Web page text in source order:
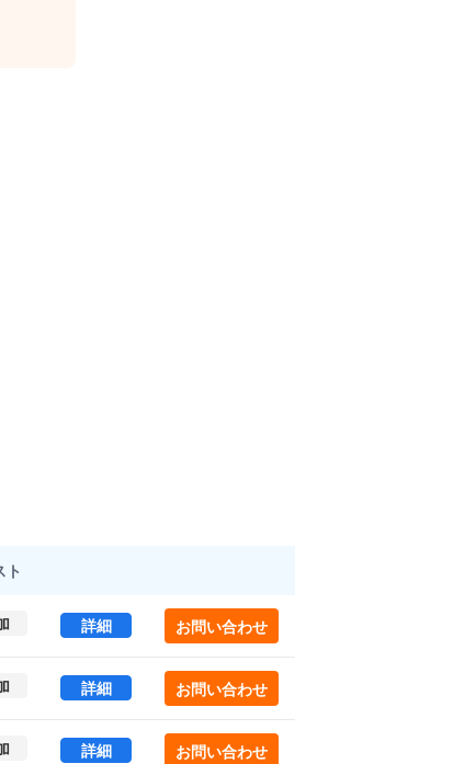
ト
詳細虎ノ門安田ビル 2 (676㎡) ｜新橋エリア の賃貸
お問い合わせ
詳細虎ノ門安田ビル 3 (695.5㎡) ｜新橋エリア の賃
お問い合わせ
詳細虎ノ門安田ビル 3 (695.5㎡) ｜新橋エリア の賃
お問い合わせ